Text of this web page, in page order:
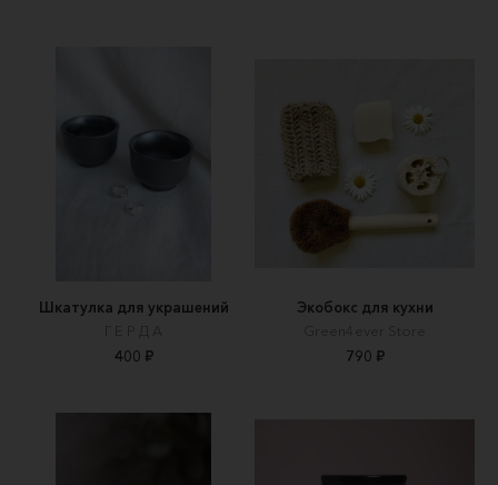
Шкатулка для украшений
Г Е Р Д А
400 ₽
Экобокс для кухни
Green4ever Store
790 ₽